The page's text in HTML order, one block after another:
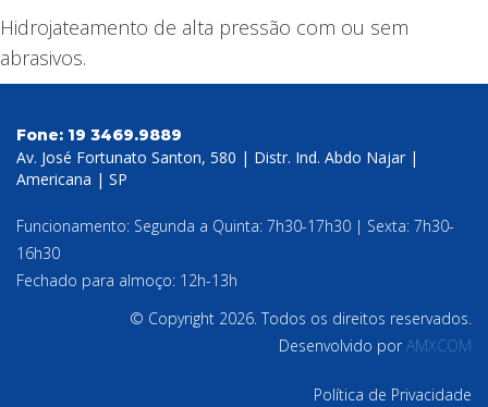
Hidrojateamento de alta pressão com ou sem
abrasivos.
Fone: 19 3469.9889
Av. José Fortunato Santon, 580 | Distr. Ind. Abdo Najar |
Americana | SP
Funcionamento: Segunda a Quinta: 7h30-17h30 | Sexta: 7h30-
16h30
Fechado para almoço: 12h-13h
© Copyright 2026. Todos os direitos reservados.
Desenvolvido porAMXCOM
Política de Privacidade